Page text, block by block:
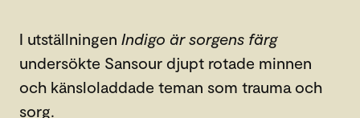
I utställningen Indigo är sorgens färg
undersökte Sansour djupt rotade minnen
och känsloladdade teman som trauma och
sorg.